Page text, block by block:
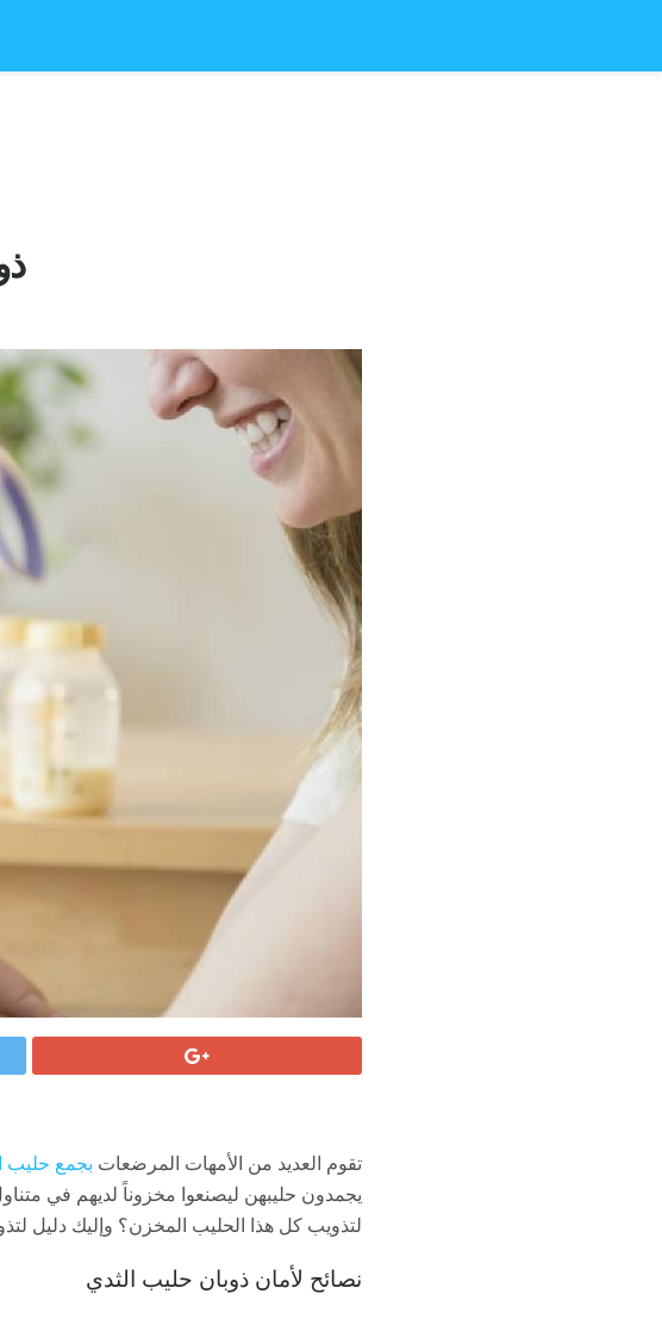
تقوم العديد من الأمهات المرضعات بجمع حليب
يجمدون حليبهن ليصنعوا مخزوناً لديهم في
لتذويب كل هذا الحليب المخزن؟ وإليك دليل
نصائح لأمان ذوبان حليب الثدي